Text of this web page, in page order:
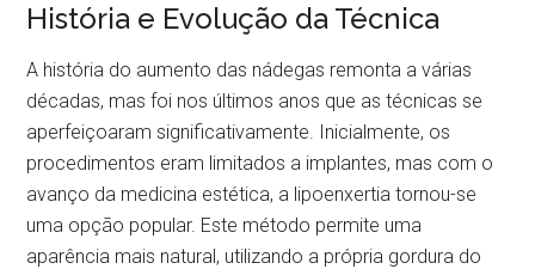
História e Evolução da Técnica
A história do aumento das nádegas remonta a várias
décadas, mas foi nos últimos anos que as técnicas se
aperfeiçoaram significativamente. Inicialmente, os
procedimentos eram limitados a implantes, mas com o
avanço da medicina estética, a lipoenxertia tornou-se
uma opção popular. Este método permite uma
aparência mais natural, utilizando a própria gordura do